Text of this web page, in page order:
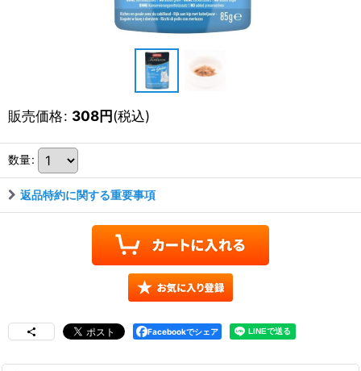
販売価格: 308円(税込)
数量:
返品特約に関する重要事項
Facebookでシェア